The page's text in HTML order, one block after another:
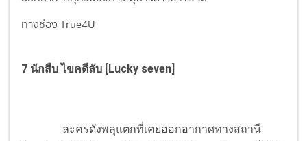
ทางช่อง True4U
7 นักสืบ ไขคดีลับ [Lucky seven]
ละครดังพลุแตกที่เคยออกอากาศทางสถานี